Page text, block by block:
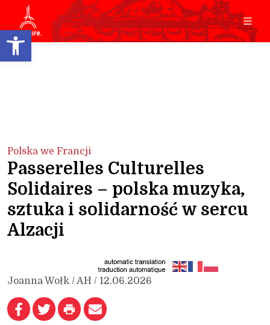
Open toolbar
Polska we Francji
Passerelles Culturelles
Solidaires – polska muzyka,
sztuka i solidarność w sercu
Alzacji
Joanna Wołk / AH / 12.06.2026